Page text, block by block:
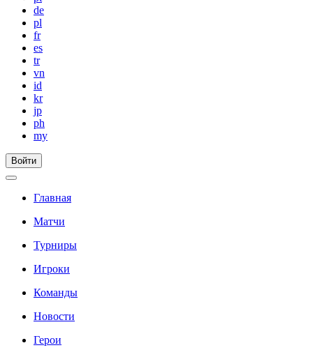
de
pl
fr
es
tr
vn
id
kr
jp
ph
my
Войти
Главная
Матчи
Турниры
Игроки
Команды
Новости
Герои